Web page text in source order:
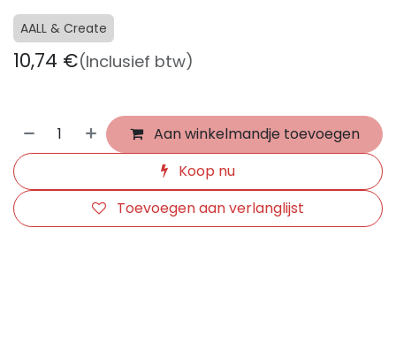
AALL & Create
10,74 €(Inclusief btw)
Aan winkelmandje toevoegen
Koop nu
Toevoegen aan verlanglijst